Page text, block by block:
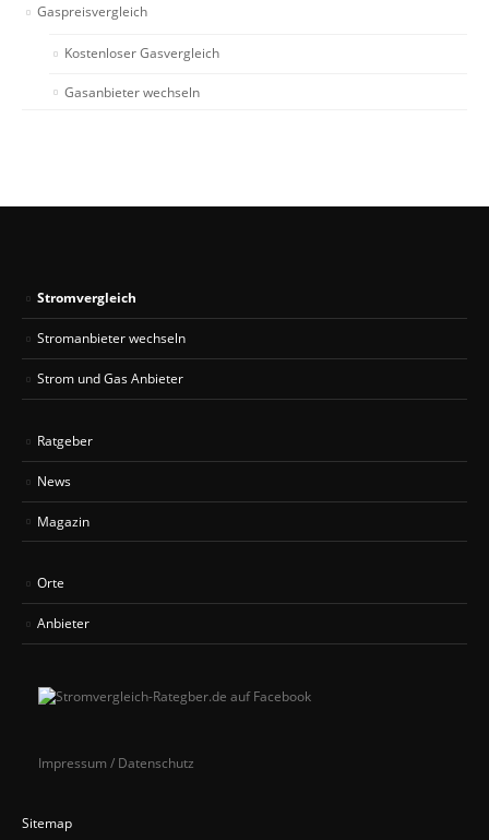
Gaspreisvergleich
Kostenloser Gasvergleich
Gasanbieter wechseln
Stromvergleich
Stromanbieter wechseln
Strom und Gas Anbieter
Ratgeber
News
Magazin
Orte
Anbieter
Impressum / Datenschutz
Sitemap